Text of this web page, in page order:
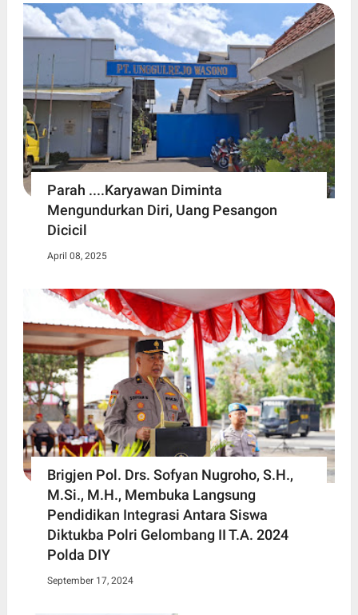
Parah ....Karyawan Diminta
Mengundurkan Diri, Uang Pesangon
Dicicil
April 08, 2025
Brigjen Pol. Drs. Sofyan Nugroho, S.H.,
M.Si., M.H., Membuka Langsung
Pendidikan Integrasi Antara Siswa
Diktukba Polri Gelombang II T.A. 2024
Polda DIY
September 17, 2024